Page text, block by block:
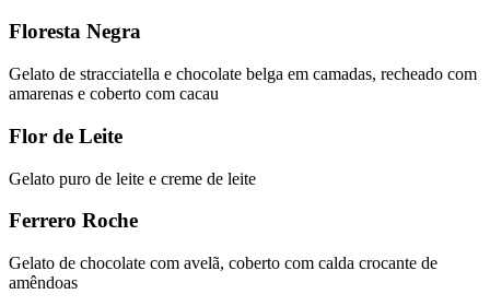
Floresta Negra
Gelato de stracciatella e chocolate belga em camadas, recheado com
amarenas e coberto com cacau
Flor de Leite
Gelato puro de leite e creme de leite
Ferrero Roche
Gelato de chocolate com avelã, coberto com calda crocante de
amêndoas